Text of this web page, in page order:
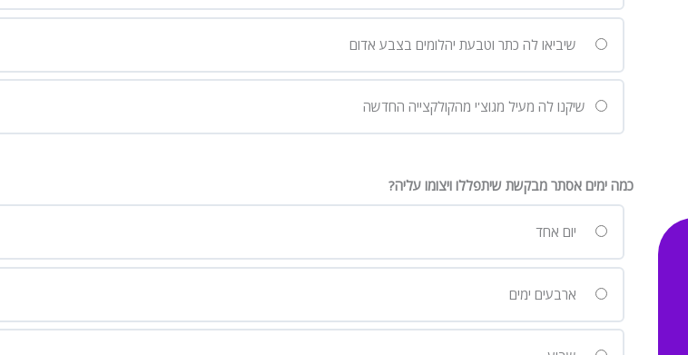
שיביאו לה כתר וטבעת יהלומים בצבע אדום
שיקנו לה מעיל מגוצ'י מהקולקצייה החדשה
כמה ימים אסתר מבקשת שיתפללו ויצומו עליה?
יום אחד
ארבעים ימים